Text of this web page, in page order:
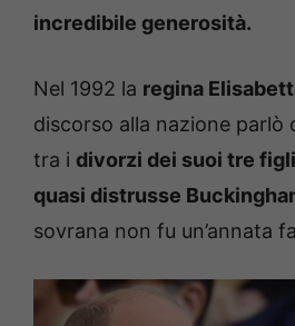
incredibile generosità.
Nel 1992 la regina
discorso alla nazione parlò
tra i divorzi dei suoi tre figli
quasi distrusse
sovrana non fu un’annata